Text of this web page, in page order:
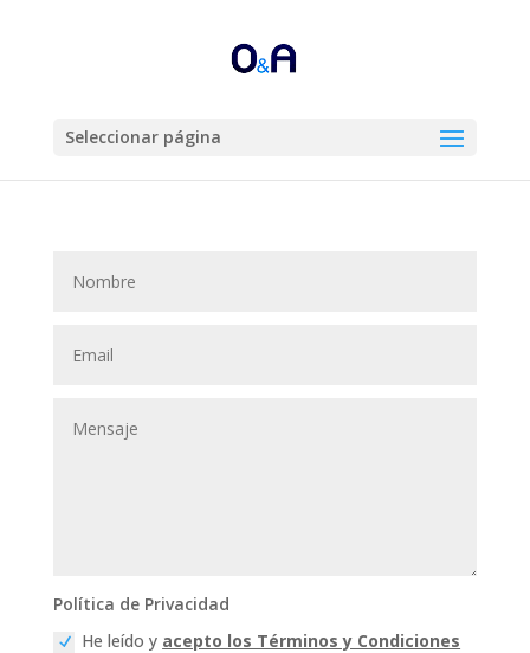
Seleccionar página
Política de Privacidad
He leído y acepto los Términos y Condiciones